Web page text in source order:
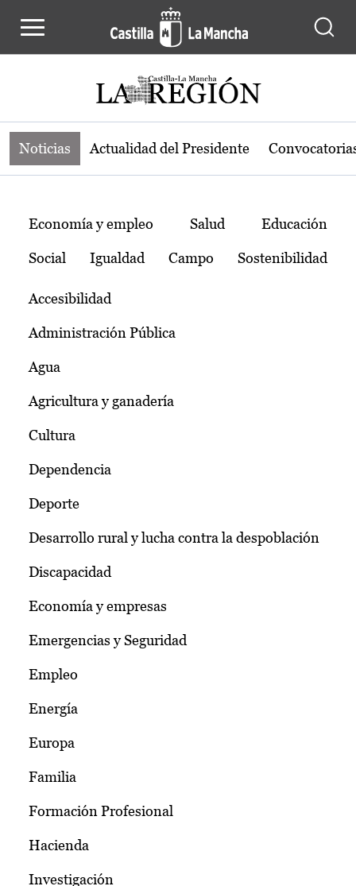
Noticias de la región de Castilla-La
Noticias Actualidad del Presidente
Temas
Economía y empleo Salud Educación
Social Igualdad Campo Sostenibilidad
Accesibilidad
Administración Pública
Agua
Agricultura y ganadería
Cultura
Dependencia
Deporte
Desarrollo rural y lucha contra la despoblación
Discapacidad
Economía y empresas
Emergencias y Seguridad
Empleo
Energía
Europa
Familia
Formación Profesional
Hacienda
Investigación